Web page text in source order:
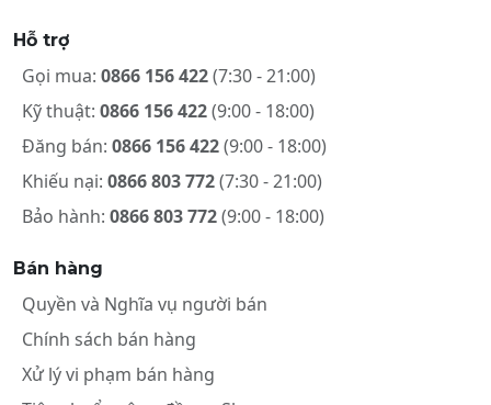
Hỗ trợ
Gọi mua: 0866 156 422(7:30 - 21:00)
Kỹ thuật: 0866 156 422(9:00 - 18:00)
Đăng bán: 0866 156 422(9:00 - 18:00)
Khiếu nại: 0866 803 772(7:30 - 21:00)
Bảo hành: 0866 803 772(9:00 - 18:00)
Bán hàng
Quyền và Nghĩa vụ người bán
Chính sách bán hàng
Xử lý vi phạm bán hàng